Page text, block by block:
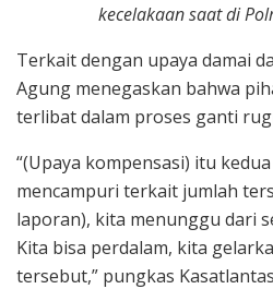
kecelakaan saat di
Terkait dengan upaya damai
Agung menegaskan bahwa
terlibat dalam proses ganti
“(Upaya kompensasi) itu
mencampuri terkait jumlah
laporan), kita menunggu dari
Kita bisa perdalam, kita
tersebut,” pungkas